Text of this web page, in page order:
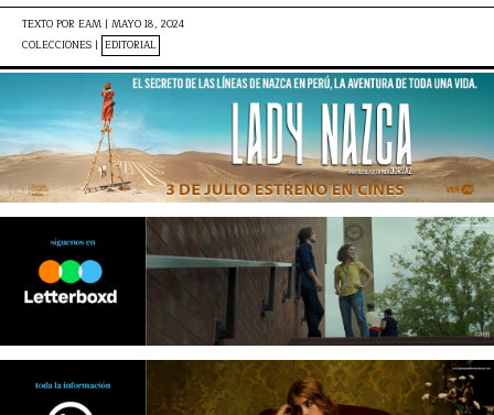
TEXTO POR EAM | MAYO 18, 2024
COLECCIONES | EDITORIAL